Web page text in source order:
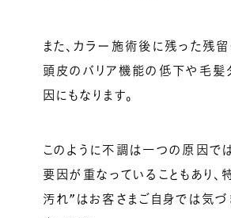
また、カラー施術後に残った残留
頭皮のバリア機能の低下や毛髪
因にもなります。
このように不調は一つの原因で
要因が重なっていることもあり、
汚れ”はお客さまご自身では気づ